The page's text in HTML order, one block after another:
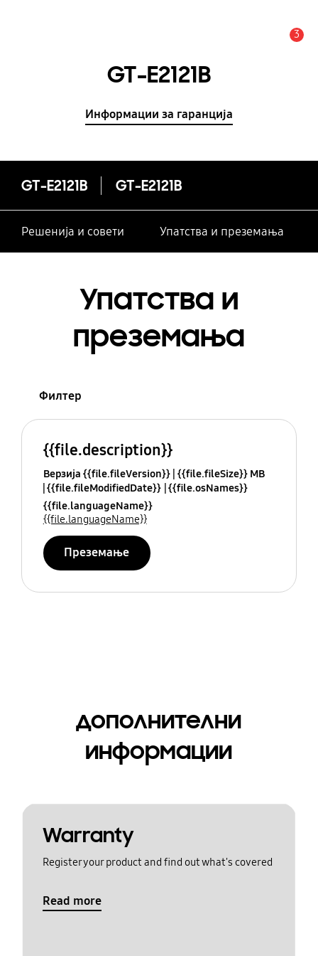
3
GT-E2121B
Информации за гаранција
GT-E2121B GT-E2121B
Решенија и совети Упатства и преземања
Упатства и
преземања
Филтер
{{file.description}}
Верзија {{file.fileVersion}} {{file.fileSize}} MB
{{file.fileModifiedDate}} {{file.osNames}}
{{file.languageName}}
{{file.languageName}}
Преземање
дополнителни
информации
Warranty
Register your product and find out what's covered
Read more